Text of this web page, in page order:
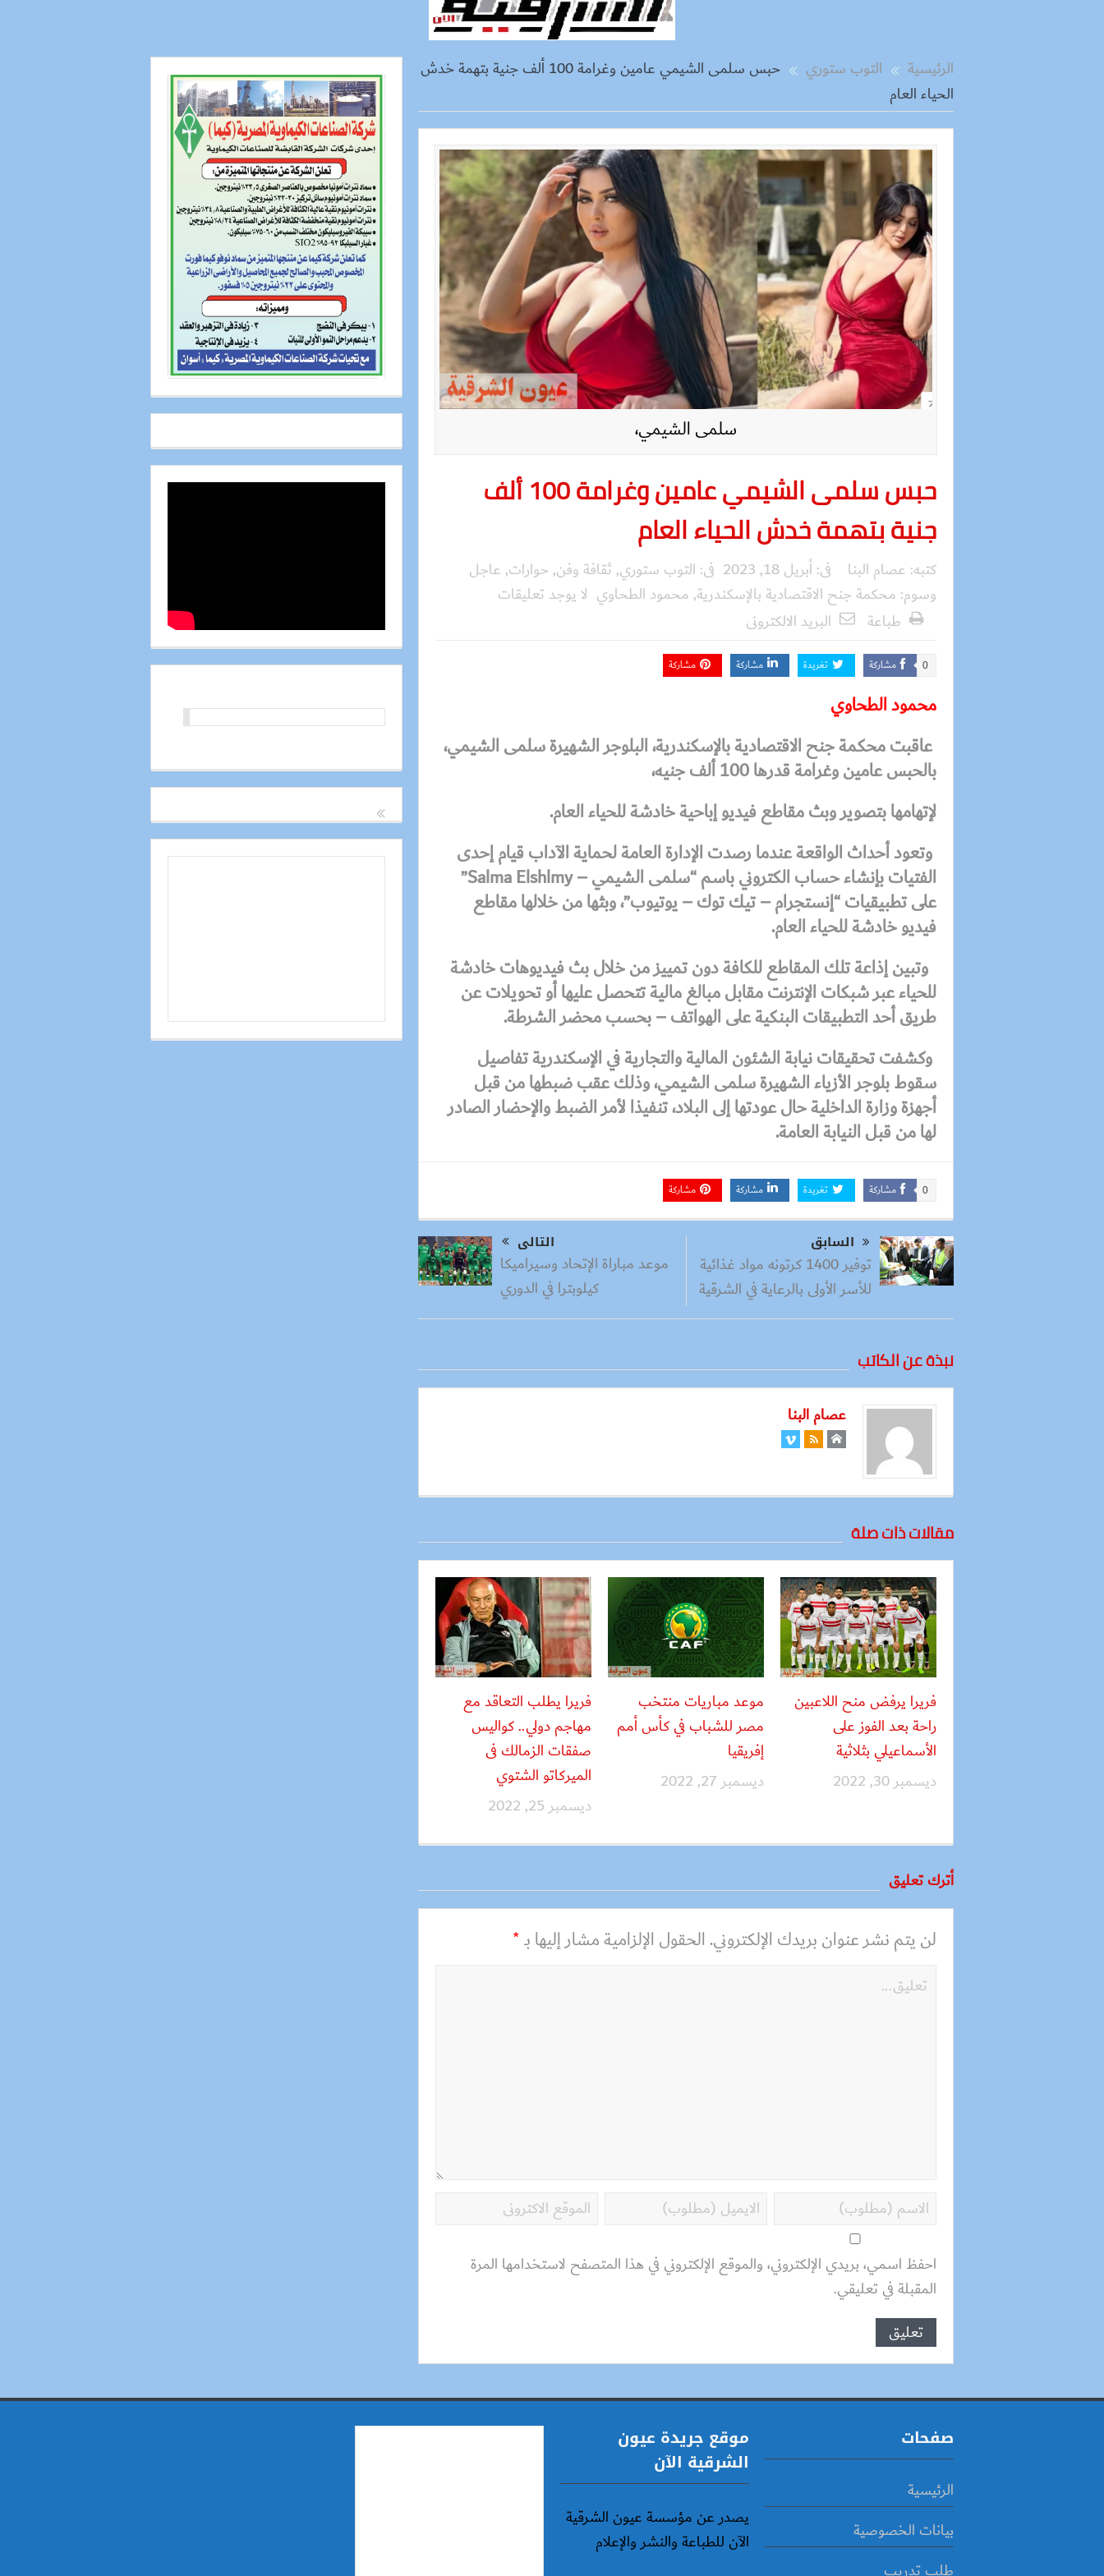
الرئيسية التوب ستوري
حبس سلمى الشيمي عامين وغرامة 100 ألف جنية بتهمة خدش
الحياء العام
سلمى الشيمي،
حبس سلمى الشيمي عامين وغرامة 100 ألف
جنية بتهمة خدش الحياء العام
كتبه: عصام البنا فى:أبريل 18, 2023 فى: التوب ستوري, ثقافة وفن, حوارات, عاجل
وسوم: محكمة جنح الاقتصادية بالإسكندرية, محمود الطحاوي لا يوجد تعليقات
طباعة
البريد الالكترونى
مشاركة 0 تغريدة مشاركة مشاركة
محمود الطحاوي
عاقبت محكمة جنح الاقتصادية بالإسكندرية، البلوجر الشهيرة سلمى الشيمي،
بالحبس عامين وغرامة قدرها 100 ألف جنيه،
لإتهامها بتصوير وبث مقاطع فيديو إباحية خادشة للحياء العام.
وتعود أحداث الواقعة عندما رصدت الإدارة العامة لحماية الآداب قيام إحدى
الفتيات بإنشاء حساب الكتروني باسم “سلمى الشيمي –Salma Elshlmy
”
على تطبيقيات “إنستجرام – تيك توك – يوتيوب”، وبثها من خلالها مقاطع
فيديو خادشة للحياء العام.
وتبين إذاعة تلك المقاطع للكافة دون تمييز من خلال بث فيديوهات خادشة
للحياء عبر شبكات الإنترنت مقابل مبالغ مالية تتحصل عليها أو تحويلات عن
طريق أحد التطبيقات البنكية على الهواتف – بحسب محضر الشرطة.
وكشفت تحقيقات نيابة الشئون المالية والتجارية في الإسكندرية تفاصيل
سقوط بلوجر الأزياء الشهيرة سلمى الشيمي، وذلك عقب ضبطها من قبل
أجهزة وزارة الداخلية حال عودتها إلى البلاد، تنفيذا لأمر الضبط والإحضار الصادر
لها من قبل النيابة العامة.
مشاركة 0 تغريدة مشاركة مشاركة
السابق
توفير 1400 كرتونه مواد غذائية
للأسر الأولى بالرعاية في الشرقية
التالى
موعد مباراة الإتحاد وسيراميكا
كيلوبترا في الدوري
نبذة عن الكاتب
عصام البنا
مقالات ذات صلة
فريرا يرفض منح اللاعبين
راحة بعد الفوز على
الأسماعيلي بثلاثية
ديسمبر 30, 2022
موعد مباريات منتخب
مصر للشباب في كأس أمم
إفريقيا
ديسمبر 27, 2022
فريرا يطلب التعاقد مع
مهاجم دولي.. كواليس
صفقات الزمالك فى
الميركاتو الشتوي
ديسمبر 25, 2022
أترك تعليق
لن يتم نشر عنوان بريدك الإلكتروني.الحقول الإلزامية مشار إليها بـ*
احفظ اسمي، بريدي الإلكتروني، والموقع الإلكتروني في هذا المتصفح لاستخدامها المرة
المقبلة في تعليقي.
صفحات
الرئيسية
بيانات الخصوصية
موقع جريدة عيون
الشرقية الآن
يصدر عن مؤسسة عيون الشرقية
الآن للطباعة والنشر والإعلام